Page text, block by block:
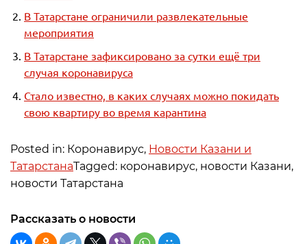
В Татарстане ограничили развлекательные
мероприятия
В Татарстане зафиксировано за сутки ещё три
случая коронавируса
Стало известно, в каких случаях можно покидать
свою квартиру во время карантина
Posted in: Коронавирус, Новости Казани и
ТатарстанаTagged: коронавирус, новости Казани,
новости Татарстана
Рассказать о новости